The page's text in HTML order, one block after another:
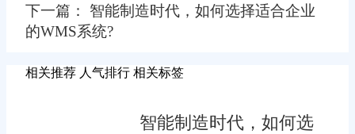
下一篇： 智能制造时代，如何选择适合企业
的WMS系统?
相关推荐 人气排行 相关标签
智能制造时代，如何选